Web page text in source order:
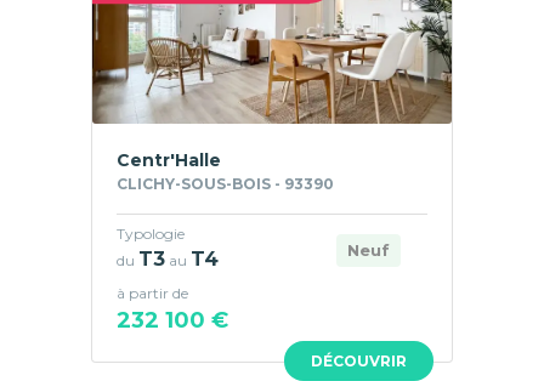
DÉCOUVRIR
Centr'Halle
CLICHY-SOUS-BOIS - 93390
Neuf
Typologie
du T3 au T4
à partir de
232 100 €